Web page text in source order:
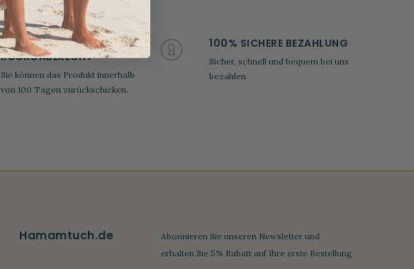
100 TAGEN
RÜCKGABERECHT
Sie können das Produkt innerhalb
von 100 Tagen zurückschicken.
100% SICHERE BEZAHLUNG
Sicher, schnell und bequem bei uns
bezahlen
Hamamtuch.de
Abonnieren Sie unseren Newsletter und
erhalten Sie 5% Rabatt auf Ihre erste Bestellung